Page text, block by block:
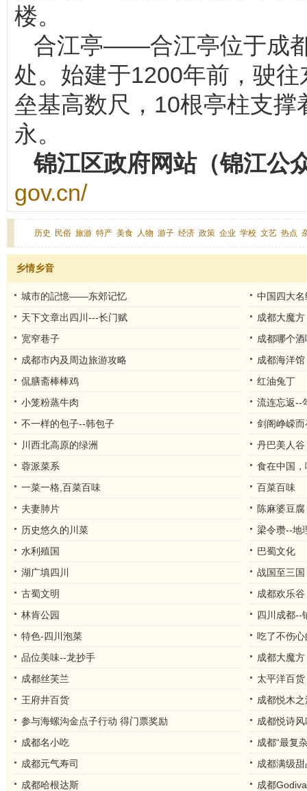
楼。
合江亭——合江亭位于成
处。始建于1200年前，驶
垒基高数尺，10根亭柱支
永。
锦江区政府网站（锦江公
gov.cn/
历史 民俗 旅游 特产 美食 人物 游子 经济 政策 企业 学校 文艺 热点
乡情乡音
城市的記憶——东郊记忆
中国四大
天下文章出四川---长门赋
成都大魔方
宽窄巷子
成都哪个
成都市内及周边旅游攻略
成都海洋馆
侃膳斋棒棒鸡
红油兔丁
小笼粉蒸牛肉
流连忘返--
不一样的包子--韩包子
剑阁峥嵘而
川西北高原的绿洲
丹巴美人谷
蓉派菜系
食在中国
一菜一格,百菜百味
百菜百味
夫妻肺片
陈麻婆豆腐
历史悠久的川菜
梁令瓒--地
水利殖国
巴蜀文化
湖广填四川
战国至三国
古蜀文明
成都欢乐谷
林肯公园
四川成都--
特色-四川泡菜
吃了不伤
品位美味--龙抄手
成都大魔方
成都丝芙兰
太平洋百货
王府井百货
成都悦木之
参与海螺沟金点子行动 得门票奖励
成都悦诗风
成都名小吃
成都“最复
成都元气寿司
成都满级甜
成都哈根达斯
成都